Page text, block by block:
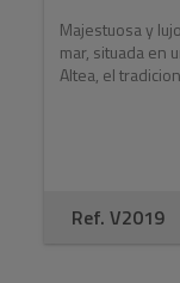
Majestuosa y
mar, situada en
Altea, el
Ref. V2019